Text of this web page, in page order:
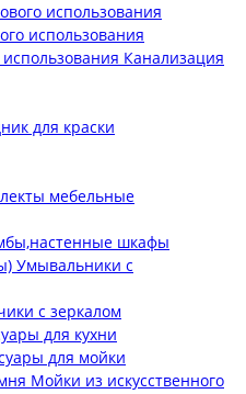
использования
Канализация
для краски
мебельные
шкафы
Умывальники с
с зеркалом
для кухни
для мойки
Мойки из искусственного